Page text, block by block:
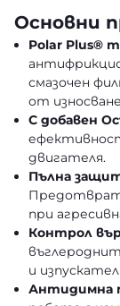
Основни
Polar Plus®
смазочен
от
С добавен
двигателя.
Пълна
при
Контрол
и
Антидимна